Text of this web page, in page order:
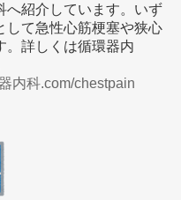
へ紹介しています。いず
して急性心筋梗塞や狭心
。詳しくは循環器内
内科.com/chestpain